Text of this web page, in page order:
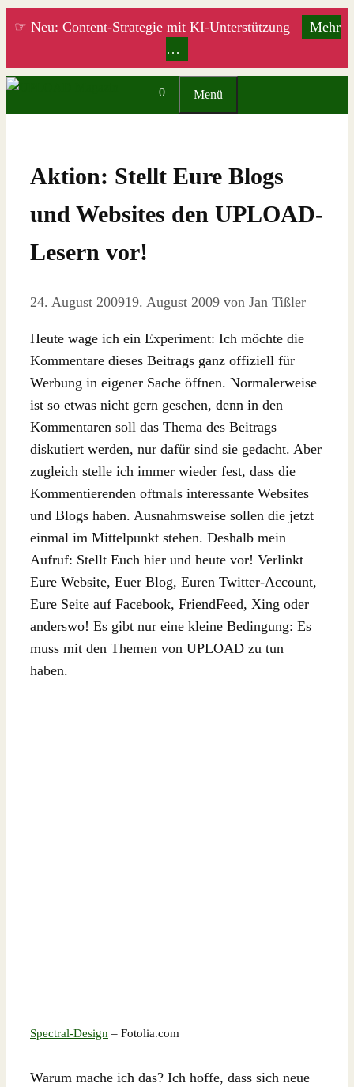
Zum
☞ Neu: Content-Strategie mit KI-Unterstützung
Mehr
…
0 Menü
Aktion: Stellt Eure Blogs
und Websites den UPLOAD-
Lesern vor!
24. August 200919. August 2009 von Jan Tißler
Heute wage ich ein Experiment: Ich möchte die
Kommentare dieses Beitrags ganz offiziell für
Werbung in eigener Sache öffnen. Normalerweise
ist so etwas nicht gern gesehen, denn in den
Kommentaren soll das Thema des Beitrags
diskutiert werden, nur dafür sind sie gedacht. Aber
zugleich stelle ich immer wieder fest, dass die
Kommentierenden oftmals interessante Websites
und Blogs haben. Ausnahmsweise sollen die jetzt
einmal im Mittelpunkt stehen. Deshalb mein
Aufruf: Stellt Euch hier und heute vor! Verlinkt
Eure Website, Euer Blog, Euren Twitter-Account,
Eure Seite auf Facebook, FriendFeed, Xing oder
anderswo! Es gibt nur eine kleine Bedingung: Es
muss mit den Themen von UPLOAD zu tun
haben.
Spectral-Design – Fotolia.com
Warum mache ich das? Ich hoffe, dass sich neue